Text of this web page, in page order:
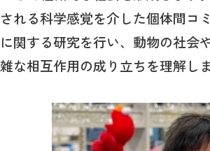
される科学感覚を介した個体間コ
に関する研究を行い、動物の社会
雑な相互作用の成り立ちを理解しま